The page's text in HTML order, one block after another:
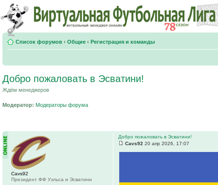
Список форумов ‹ Общие ‹ Регистрация и команды
Добро пожаловать в Эсватини!
Ждём менеджеров
Модератор: Модераторы форума
Добро пожаловать в Эсватини!
Cavs92 20 апр 2026, 17:07
Cavs92
Президент ФФ Уэльса и Эсватини